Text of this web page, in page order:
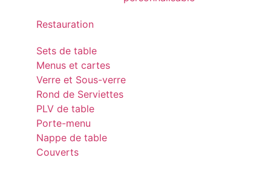
Restauration
Sets de table
Menus et cartes
Verre et Sous-verre
Rond de Serviettes
PLV de table
Porte-menu
Nappe de table
Couverts